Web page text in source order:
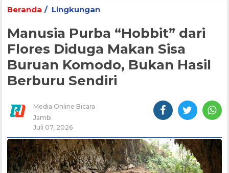
Beranda Lingkungan
Manusia Purba “Hobbit” dari
Flores Diduga Makan Sisa
Buruan Komodo, Bukan Hasil
Berburu Sendiri
Media Online Bicara
Jambi
Juli 07, 2026